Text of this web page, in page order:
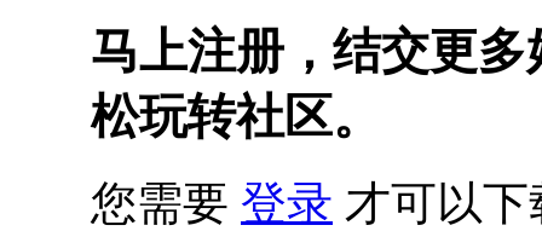
马上注册，结交更
松玩转社区。
您需要 登录 才可以